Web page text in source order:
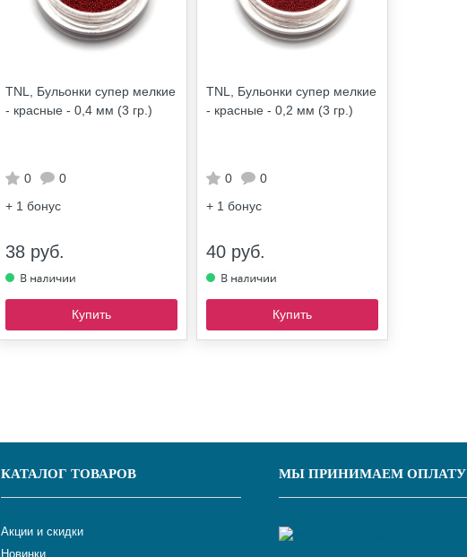
TNL, Бульонки супер мелкие
- красные - 0,4 мм (3 гр.)
0
0
+ 1 бонус
38 руб.
Купить
TNL, Бульонки супер мелкие
- красные - 0,2 мм (3 гр.)
0
0
+ 1 бонус
40 руб.
Купить
КАТАЛОГ ТОВАРОВ
Акции и скидки
Новинки
МЫ ПРИНИМАЕМ ОПЛАТУ